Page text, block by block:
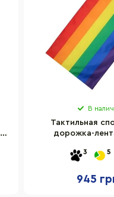
В
Тактильная
дорожка-
3 5
945